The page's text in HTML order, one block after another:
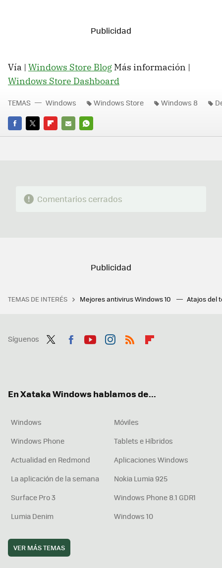
Vía | Windows Store Blog Más información |
Windows Store Dashboard
FACEBOOK
TWITTERFLIPBOARD
E-
WHATSAPP
TEMAS Windows Windows Store Windows 8
Comentarios cerrados
TEMAS DE INTERÉS Mejores antivirus Windows 10 Atajos del
Síguenos
En Xataka Windows hablamos de...
Windows
Móviles
Windows Phone
Tablets e Híbridos
Actualidad en Redmond
Aplicaciones Windows
La aplicación de la semana
Nokia Lumia 925
Surface Pro 3
Windows Phone 8.1 GDR1
Lumia Denim
Windows 10
VER MÁS TEMAS